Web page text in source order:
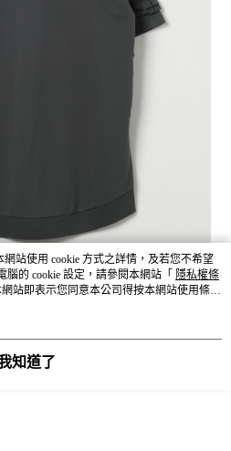
站使用 cookie 方式之詳情，及若您不希望
腦的 cookie 設定，請參閱本網站「 隱私權條
站即表示您同意本公司得按本網站使用條款
知道了